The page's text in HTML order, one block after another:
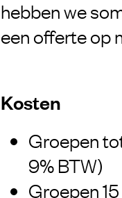
hebben we
een offerte op
Kosten
Groepen
9% BTW)
Groepen